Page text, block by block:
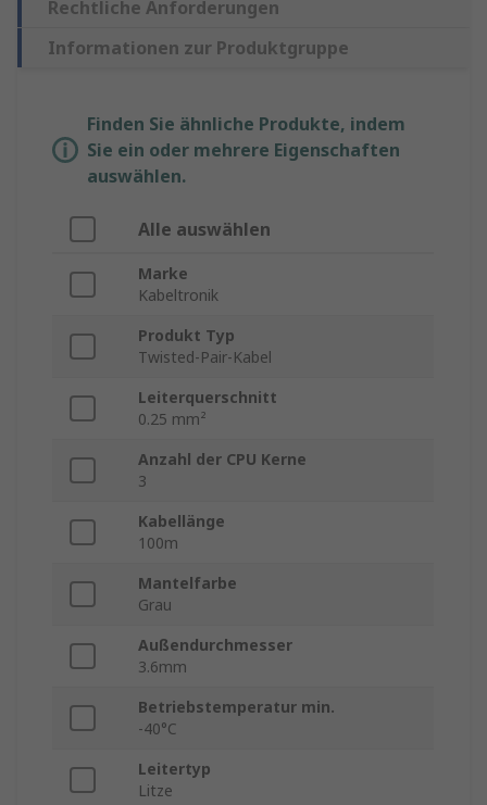
Rechtliche Anforderungen
Informationen zur Produktgruppe
Finden Sie ähnliche Produkte, indem
Sie ein oder mehrere Eigenschaften
auswählen.
Alle auswählen
Marke
Kabeltronik
Produkt Typ
Twisted-Pair-Kabel
Leiterquerschnitt
0.25 mm²
Anzahl der CPU Kerne
3
Kabellänge
100m
Mantelfarbe
Grau
Außendurchmesser
3.6mm
Betriebstemperatur min.
-40°C
Leitertyp
Litze